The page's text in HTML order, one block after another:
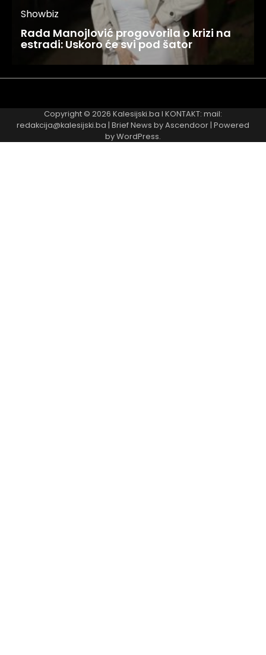
Showbiz
Rada Manojlović progovorila o krizi na
estradi: Uskoro će svi pod šator
Copyright © 2026 Kalesijski.ba I KONTAKT: mail:
redakcija@kalesijski.ba | Brief News byAscendoor| Powered
byWordPress.